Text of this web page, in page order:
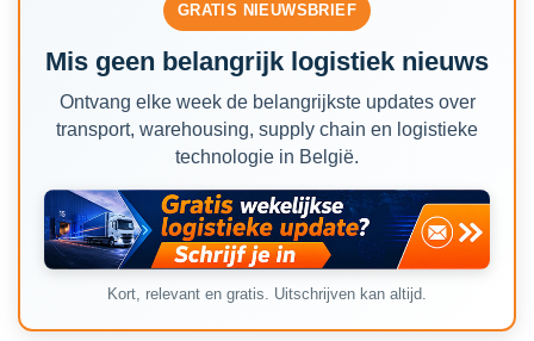
GRATIS NIEUWSBRIEF
Mis geen belangrijk logistiek nieuws
Ontvang elke week de belangrijkste updates over
transport, warehousing, supply chain en logistieke
technologie in België.
Kort, relevant en gratis. Uitschrijven kan altijd.